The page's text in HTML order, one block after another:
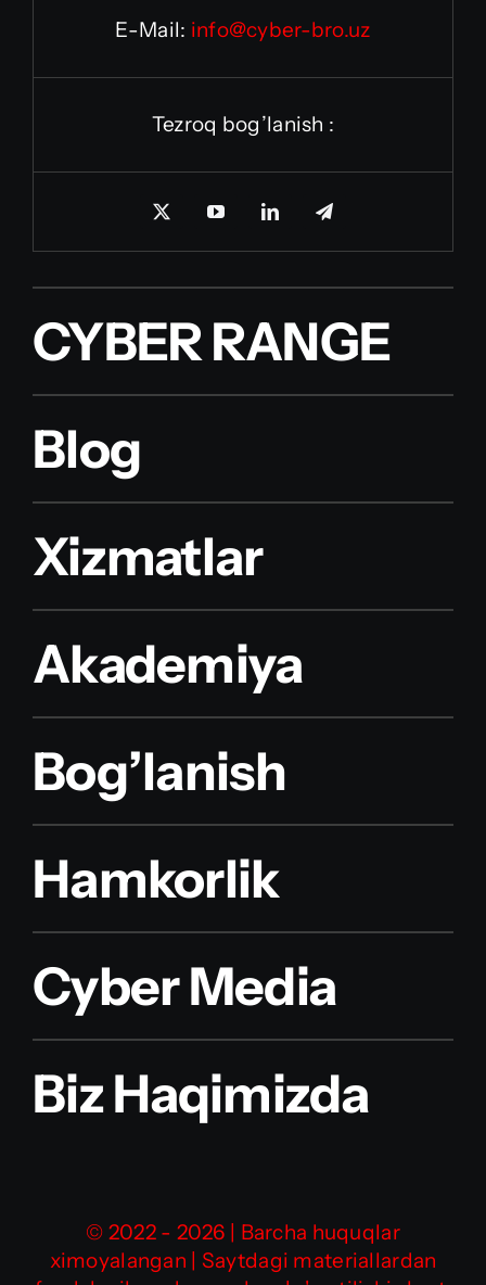
E-Mail: info@cyber-bro.uz
Tezroq bog’lanish :
CYBER RANGE
Blog
Xizmatlar
Akademiya
Bog’lanish
Hamkorlik
Cyber Media
Biz Haqimizda
© 2022 - 2026 | Barcha huquqlar
ximoyalangan | Saytdagi materiallardan